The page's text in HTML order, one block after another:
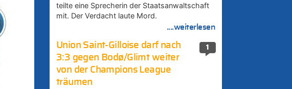
teilte eine Sprecherin der Staatsanwaltschaft
mit. Der Verdacht laute Mord.
....weiterlesen
1
Union Saint-Gilloise darf nach
3:3 gegen Bodø/Glimt weiter
von der Champions League
träumen